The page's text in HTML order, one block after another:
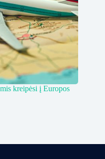
kreipėsi į Europos